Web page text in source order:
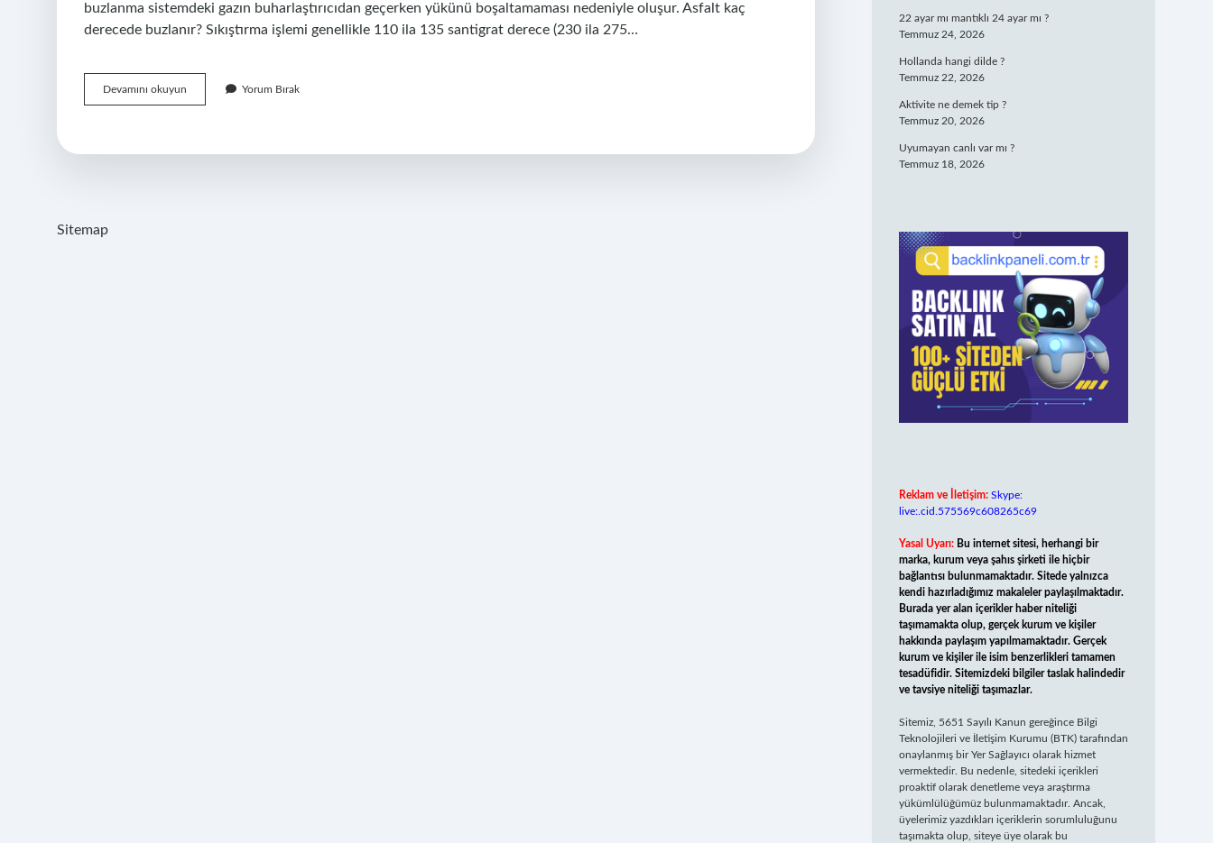
buzlanma sistemdeki gazın buharlaştırıcıdan geçerken yükünü boşaltamaması nedeniyle oluşur. Asfalt kaç
derecede buzlanır? Sıkıştırma işlemi genellikle 110 ila 135 santigrat derece (230 ila 275…
Devamını okuyun
Kaç
Buzlanma
Yorum Bırak
Sitemap
22 ayar mı mantıklı 24 ayar mı ?
Temmuz 24, 2026
Hollanda hangi dilde ?
Temmuz 22, 2026
Aktivite ne demek tip ?
Temmuz 20, 2026
Uyumayan canlı var mı ?
Temmuz 18, 2026
Reklam ve İletişim: Skype:
live:.cid.575569c608265c69
Yasal Uyarı: Bu internet sitesi, herhangi bir
marka, kurum veya şahıs şirketi ile hiçbir
bağlantısı bulunmamaktadır. Sitede yalnızca
kendi hazırladığımız makaleler paylaşılmaktadır.
Burada yer alan içerikler haber niteliği
taşımamakta olup, gerçek kurum ve kişiler
hakkında paylaşım yapılmamaktadır. Gerçek
kurum ve kişiler ile isim benzerlikleri tamamen
tesadüfidir. Sitemizdeki bilgiler taslak halindedir
ve tavsiye niteliği taşımazlar.
Sitemiz, 5651 Sayılı Kanun gereğince Bilgi
Teknolojileri ve İletişim Kurumu (BTK) tarafından
onaylanmış bir Yer Sağlayıcı olarak hizmet
vermektedir. Bu nedenle, sitedeki içerikleri
proaktif olarak denetleme veya araştırma
yükümlülüğümüz bulunmamaktadır. Ancak,
üyelerimiz yazdıkları içeriklerin sorumluluğunu
taşımakta olup, siteye üye olarak bu